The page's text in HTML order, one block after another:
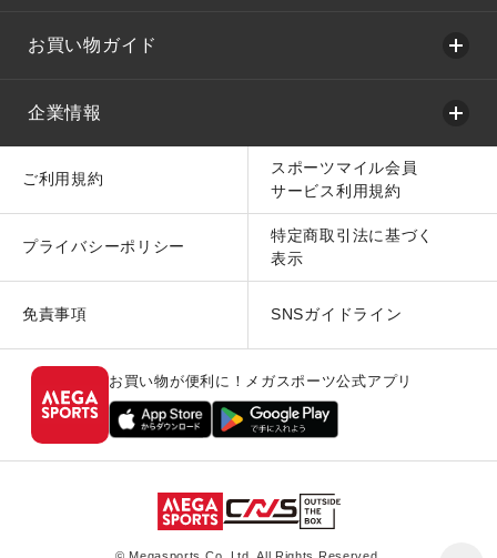
お買い物ガイド
企業情報
ご利用規約
スポーツマイル会員
サービス利用規約
プライバシーポリシー
特定商取引法に基づく
表示
免責事項 SNSガイドライン
お買い物が便利に！メガスポーツ公式アプリ